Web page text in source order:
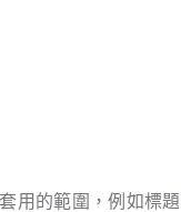
用的範圍，例如標